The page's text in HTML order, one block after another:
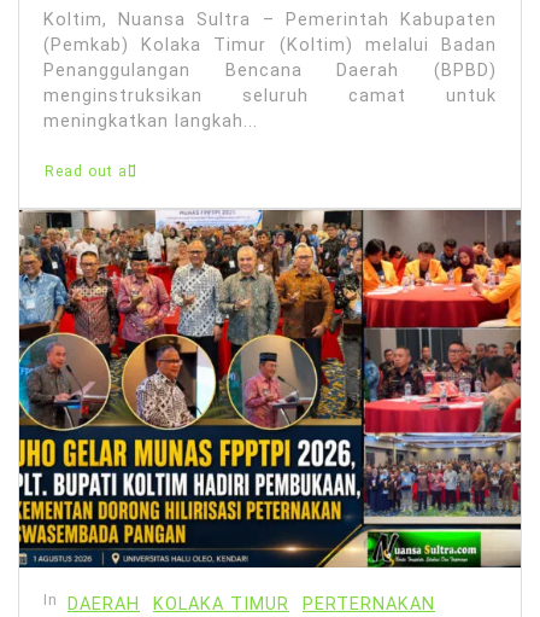
Koltim, Nuansa Sultra – Pemerintah Kabupaten
(Pemkab) Kolaka Timur (Koltim) melalui Badan
Penanggulangan Bencana Daerah (BPBD)
menginstruksikan seluruh camat untuk
meningkatkan langkah...
Read out all
In DAERAH KOLAKA TIMUR
PERTERNAKAN